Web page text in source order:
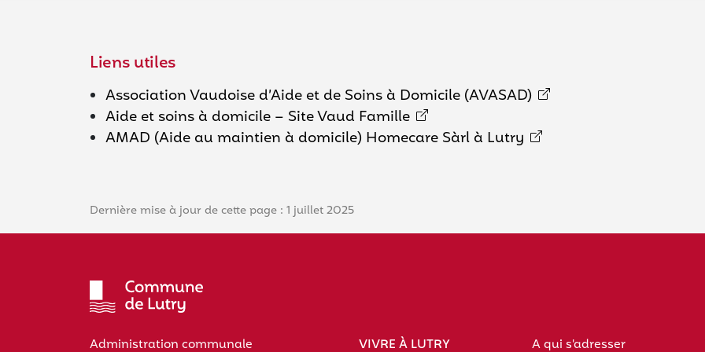
Liens utiles
Association Vaudoise d’Aide et de Soins à Domicile (AVASAD)
Aide et soins à domicile – Site Vaud Famille
AMAD (Aide au maintien à domicile) Homecare Sàrl à Lutry
Dernière mise à jour de cette page : 1 juillet 2025
Administration communale VIVRE À LUTRY A qui s'adresser